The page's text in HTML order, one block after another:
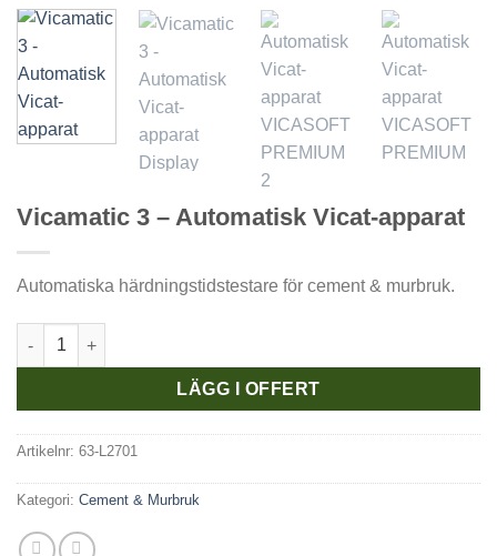
Vicamatic 3 – Automatisk Vicat-apparat
Automatiska härdningstidstestare för cement & murbruk.
Vicamatic 3 - Automatisk Vicat-apparat mängd
LÄGG I OFFERT
Artikelnr: 63-L2701
Kategori: Cement & Murbruk